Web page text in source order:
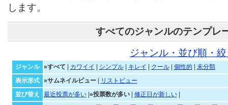
します。
すべてのジャンルのテンプレ
ジャンル・並び順・
ジャンル »すべて カワイイ シンプル| キレイ クール| 個性的
未分類
表示形式
»サムネイルビュー|
リストビュー
並び替え
最近投票が多い| »投票数が多い| 修正日が新しい|